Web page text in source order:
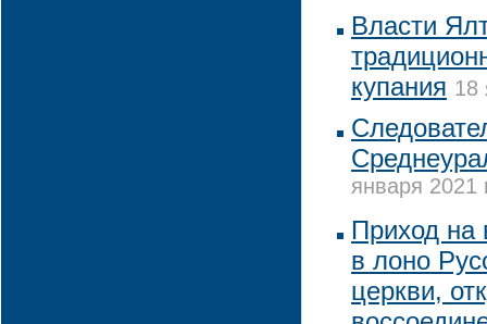
Власти
купания 18
января 2021
Приход на
в лоно
церкви,